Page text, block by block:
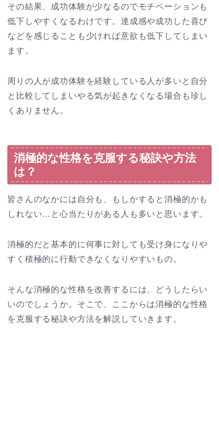
その結果、成功体験が少なるのでモチベーションも
低下しやすくなるわけです。達成感や成功した喜び
などを感じることも少ければ意欲も低下してしまい
ます。
周りの人が成功体験を経験している人が多いと自分
と比較してしまいやる気が起きなくなる場合も珍し
くありません。
消極的な性格を克服する秘訣や方法
は？
皆さんのなかには自分も、もしかすると消極的かも
しれない…と心当たりがある人も多いと思います。
消極的だと基本的に何事に対しても受け身になりや
すく積極的に行動できなくなりやすいもの。
そんな消極的な性格を改善するには、どうしたらい
いのでしょうか。そこで、ここからは消極的な性格
を克服する秘訣や方法を解説していきます。